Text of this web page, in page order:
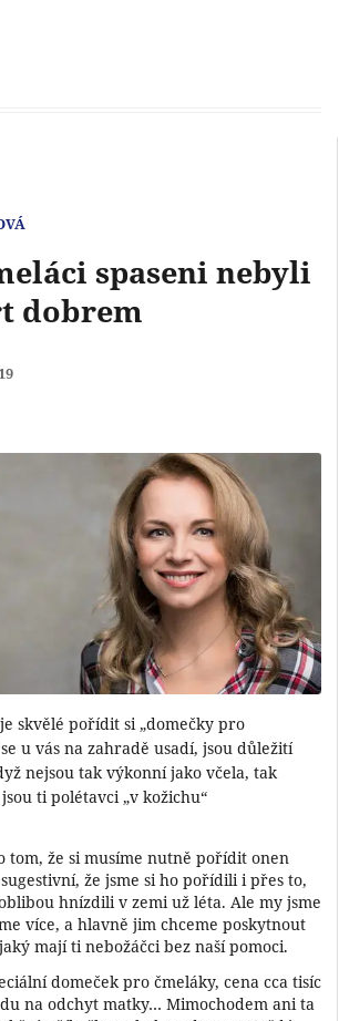
spaseni nebyli
dobrem
skvělé pořídit si „domečky pro
u vás na zahradě usadí, jsou důležití
nejsou tak výkonní jako včela, tak
ti polétavci „v kožichu“
tom, že si musíme nutně pořídit onen
že jsme si ho pořídili i přes to,
hnízdili v zemi už léta. Ale my jsme
více, a hlavně jim chceme poskytnout
mají ti nebožáčci bez naší pomoci.
domeček pro čmeláky, cena cca tisíc
na odchyt matky… Mimochodem ani ta